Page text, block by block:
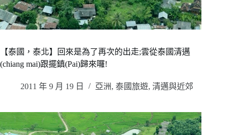
【泰國，泰北】回來是為了再次的出走;雲從泰國清邁
(chiang mai)跟擺鎮(Pai)歸來囉!
2011 年 9 月 19 日 亞洲, 泰國旅遊, 清邁與近郊